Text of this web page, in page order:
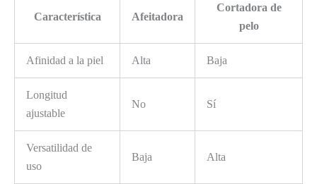
Característica Afeitadora
Cortadora de
pelo
Afinidad a la piel Alta Baja
Longitud
ajustable
No Sí
Versatilidad de
uso
Baja Alta